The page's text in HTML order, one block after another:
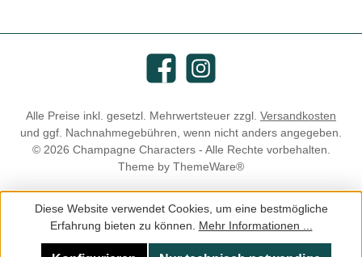
FacebookInstagram
Alle Preise inkl. gesetzl. Mehrwertsteuer zzgl. Versandkosten
und ggf. Nachnahmegebühren, wenn nicht anders angegeben.
© 2026 Champagne Characters - Alle Rechte vorbehalten.
Theme by ThemeWare®
Diese Website verwendet Cookies, um eine bestmögliche
Erfahrung bieten zu können. Mehr Informationen ...